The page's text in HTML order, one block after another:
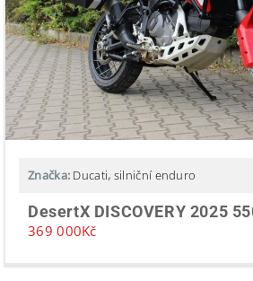
Značka: Ducati, silniční enduro
DesertX DISCOVERY 2025
369 000Kč